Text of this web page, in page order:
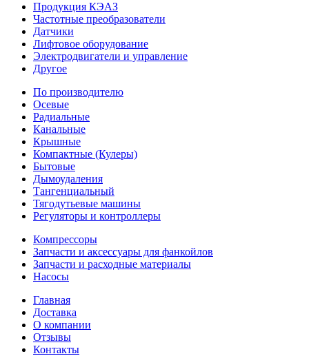
Продукция КЭАЗ
Частотные преобразователи
Датчики
Лифтовое оборудование
Электродвигатели и управление
Другое
По производителю
Осевые
Радиальные
Канальные
Крышные
Компактные (Кулеры)
Бытовые
Дымоудаления
Тангенциальный
Тягодутьевые машины
Регуляторы и контроллеры
Компрессоры
Запчасти и аксессуары для фанкойлов
Запчасти и расходные материалы
Насосы
Главная
Доставка
О компании
Отзывы
Контакты